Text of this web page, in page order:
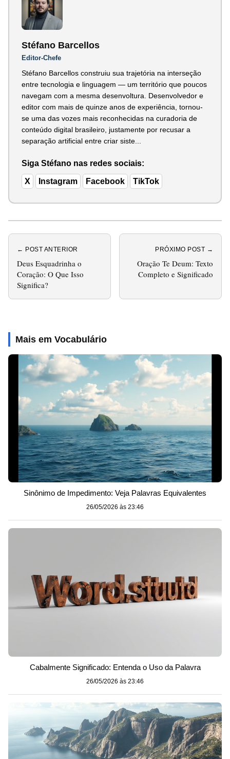
Stéfano Barcellos
Editor-Chefe
Stéfano Barcellos construiu sua trajetória na interseção
entre tecnologia e linguagem — um território que poucos
navegam com a mesma desenvoltura. Desenvolvedor e
editor com mais de quinze anos de experiência, tornou-
se uma das vozes mais reconhecidas na curadoria de
conteúdo digital brasileiro, justamente por recusar a
separação artificial entre criar siste...
Siga Stéfano nas redes sociais:
X Instagram Facebook TikTok
← POST ANTERIOR
Deus Esquadrinha o
Coração: O Que Isso
Significa?
PRÓXIMO POST →
Oração Te Deum: Texto
Completo e Significado
Mais em Vocabulário
Sinônimo de Impedimento: Veja Palavras Equivalentes
26/05/2026 às 23:46
Cabalmente Significado: Entenda o Uso da Palavra
26/05/2026 às 23:46